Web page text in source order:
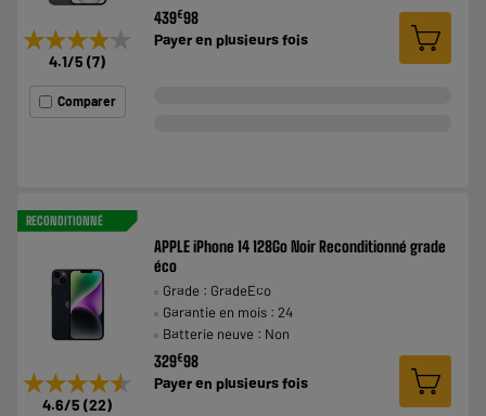
★★★★★
★★★★★
4.1/5 (7)
Comparer
439€98
Payer en plusieurs fois
RECONDITIONNÉ
★★★★★
★★★★★
4.6/5 (22)
APPLE iPhone 14 128Go Noir Reconditionné grade
éco
Grade : GradeEco
Garantie en mois : 24
Batterie neuve : Non
329€98
Payer en plusieurs fois